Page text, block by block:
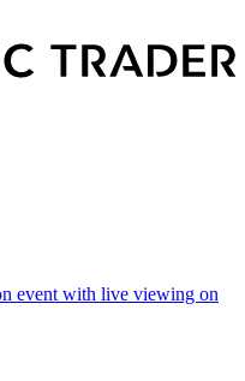
event with live viewing on